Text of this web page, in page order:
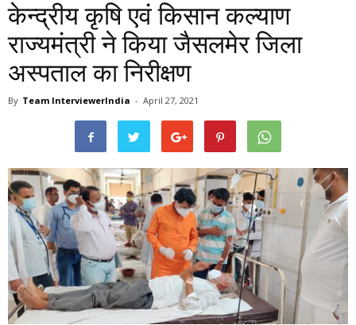
केन्द्रीय कृषि एवं किसान कल्याण
राज्यमंत्री ने किया जैसलमेर जिला
अस्पताल का निरीक्षण
By Team InterviewerIndia - April 27, 2021